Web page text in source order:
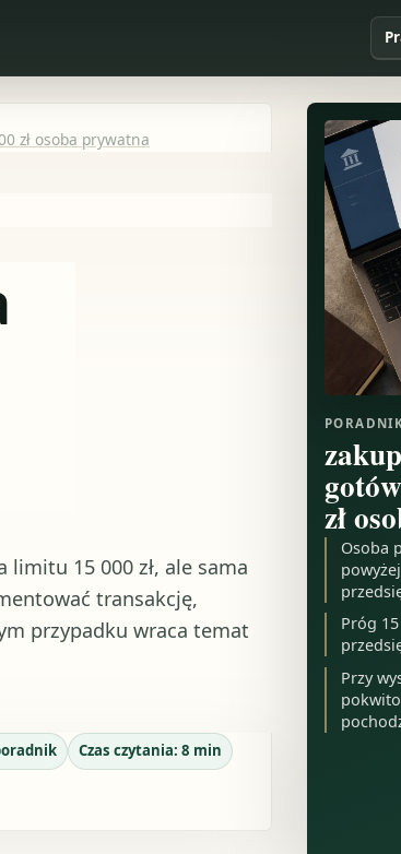
zł osoba prywatna
15 000 zł, ale sama
transakcję,
przypadku wraca temat
Czas czytania: 8 min
zł
Osoba
Próg
Przy